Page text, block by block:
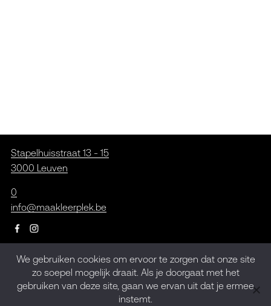
Stapelhuisstraat 13 - 15
3000 Leuven
0
info@maakleerplek.be
Inschrijven op de
nieuwsbrief
We gebruiken cookies om ervoor te zorgen dat onze site
zo soepel mogelijk draait. Als je doorgaat met het
gebruiken van deze site, gaan we ervan uit dat je ermee
instemt.